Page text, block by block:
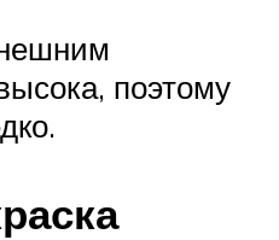
поэтому